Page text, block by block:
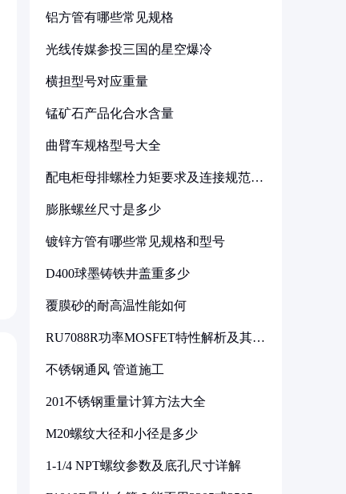
铝方管有哪些常见规格
光线传媒参投三国的星空爆冷
横担型号对应重量
锰矿石产品化合水含量
曲臂车规格型号大全
配电柜母排螺栓力矩要求及连接规范详
膨胀螺丝尺寸是多少
镀锌方管有哪些常见规格和型号
D400球墨铸铁井盖重多少
覆膜砂的耐高温性能如何
RU7088R功率MOSFET特性解析及其在
不锈钢通风 管道施工
201不锈钢重量计算方法大全
M20螺纹大径和小径是多少
1-1/4 NPT螺纹参数及底孔尺寸详解